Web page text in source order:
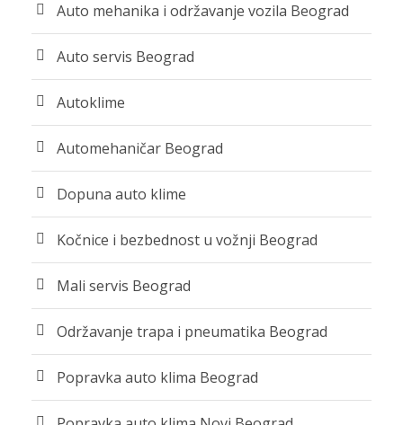
Auto mehanika i održavanje vozila Beograd
Auto servis Beograd
Autoklime
Automehaničar Beograd
Dopuna auto klime
Kočnice i bezbednost u vožnji Beograd
Mali servis Beograd
Održavanje trapa i pneumatika Beograd
Popravka auto klima Beograd